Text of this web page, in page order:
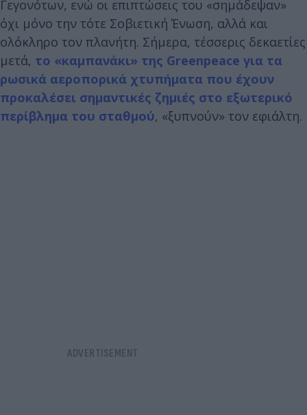
Γεγονότων, ενώ οι επιπτώσεις του «σημάδεψαν»
όχι μόνο την τότε Σοβιετική Ένωση, αλλά και
ολόκληρο τον πλανήτη. Σήμερα, τέσσερις δεκαετίες
μετά, το «καμπανάκι» της Greenpeace για τα
ρωσικά αεροπορικά χτυπήματα που έχουν
προκαλέσει σημαντικές ζημιές στο εξωτερικό
περίβλημα του σταθμού, «ξυπνούν» τον εφιάλτη.